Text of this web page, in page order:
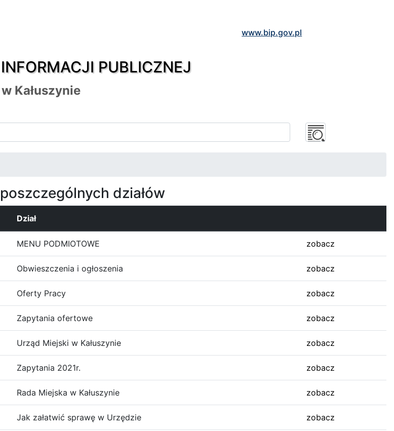
PUBLICZNEJ
www.bip.gov.pl
Kałuszynie
działów
Dział
MENU PODMIOTOWE zobacz
Obwieszczenia i ogłoszenia zobacz
Oferty Pracy zobacz
Zapytania ofertowe zobacz
Urząd Miejski w Kałuszynie zobacz
Zapytania 2021r. zobacz
Rada Miejska w Kałuszynie zobacz
Jak załatwić sprawę w Urzędzie zobacz